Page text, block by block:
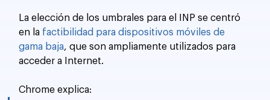
La elección de los umbrales para el INP se centró
en la factibilidad para dispositivos móviles de
gama baja, que son ampliamente utilizados para
acceder a Internet.
Chrome explica: